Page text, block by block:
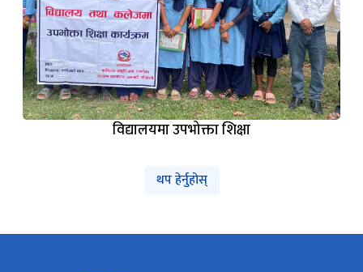
विद्यालयमा उपभोक्ता शिक्षा
थप हेर्नुहोस्